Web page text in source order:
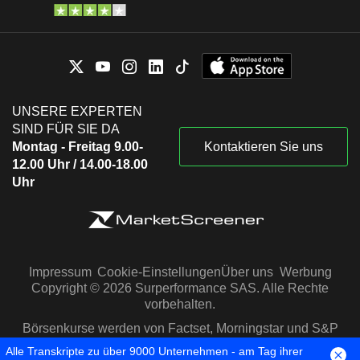
UNSERE EXPERTEN
SIND FÜR SIE DA
Montag - Freitag 9.00-
12.00 Uhr / 14.00-18.00
Uhr
Kontaktieren Sie uns
Impressum Cookie-EinstellungenÜber uns Werbung
Copyright © 2026 Surperformance SAS. Alle Rechte
vorbehalten.
Börsenkurse werden von Factset, Morningstar und S&P
Capital IQ zur Verfügung gestellt
Alle Transkripte zu über 9000 Unternehmen - am Tag ihrer